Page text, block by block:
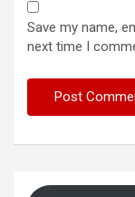
Save my name,
next time I